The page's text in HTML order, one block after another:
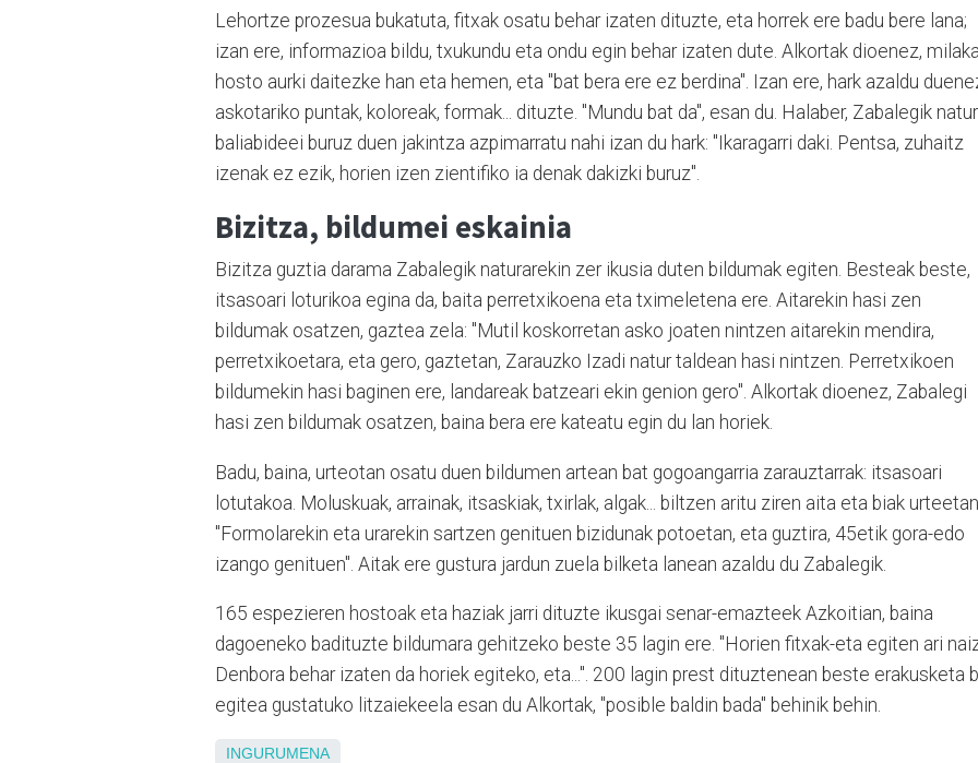
Lehortze prozesua bukatuta, fitxak osatu behar izaten dituzte, eta horrek ere badu bere lana;
izan ere, informazioa bildu, txukundu eta ondu egin behar izaten dute. Alkortak dioenez,
hosto aurki daitezke han eta hemen, eta "bat bera ere ez berdina". Izan ere, hark azaldu
askotariko puntak, koloreak, formak... dituzte. "Mundu bat da", esan du. Halaber, Zabalegik natur
baliabideei buruz duen jakintza azpimarratu nahi izan du hark: "Ikaragarri daki. Pentsa, zuhaitz
izenak ez ezik, horien izen zientifiko ia denak dakizki buruz".
Bizitza, bildumei eskainia
Bizitza guztia darama Zabalegik naturarekin zer ikusia duten bildumak egiten. Besteak beste,
itsasoari loturikoa egina da, baita perretxikoena eta tximeletena ere. Aitarekin hasi zen
bildumak osatzen, gaztea zela: "Mutil koskorretan asko joaten nintzen aitarekin mendira,
perretxikoetara, eta gero, gaztetan, Zarauzko Izadi natur taldean hasi nintzen. Perretxikoen
bildumekin hasi baginen ere, landareak batzeari ekin genion gero". Alkortak dioenez, Zabalegi
hasi zen bildumak osatzen, baina bera ere kateatu egin du lan horiek.
Badu, baina, urteotan osatu duen bildumen artean bat gogoangarria zarauztarrak: itsasoari
lotutakoa. Moluskuak, arrainak, itsaskiak, txirlak, algak... biltzen aritu ziren aita eta biak
"Formolarekin eta urarekin sartzen genituen bizidunak potoetan, eta guztira, 45etik gora-edo
izango genituen". Aitak ere gustura jardun zuela bilketa lanean azaldu du Zabalegik.
165 espezieren hostoak eta haziak jarri dituzte ikusgai senar-emazteek Azkoitian, baina
dagoeneko badituzte bildumara gehitzeko beste 35 lagin ere. "Horien fitxak-eta egiten ari
Denbora behar izaten da horiek egiteko, eta...". 200 lagin prest dituztenean beste erakusketa
egitea gustatuko litzaiekeela esan du Alkortak, "posible baldin bada" behinik behin.
INGURUMENA